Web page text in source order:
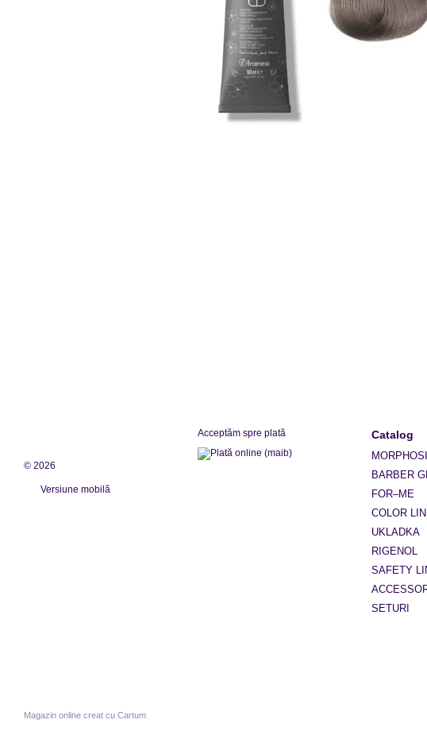
© 2026
Versiune mobilă
Magazin online creat cu Cartum
Acceptăm spre plată Catalog
BARBER
FOR–ME
COLOR
UKLADKA
RIGENOL
SAFETY
SETURI